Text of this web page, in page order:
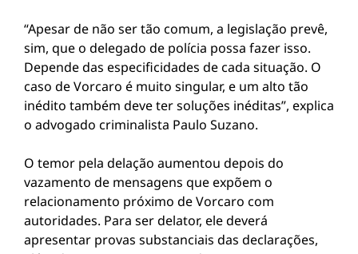
“Apesar de não ser tão comum, a legislação prevê,
sim, que o delegado de polícia possa fazer isso.
Depende das especificidades de cada situação. O
caso de Vorcaro é muito singular, e um alto tão
inédito também deve ter soluções inéditas”, explica
o advogado criminalista Paulo Suzano.
O temor pela delação aumentou depois do
vazamento de mensagens que expõem o
relacionamento próximo de Vorcaro com
autoridades. Para ser delator, ele deverá
apresentar provas substanciais das declarações,